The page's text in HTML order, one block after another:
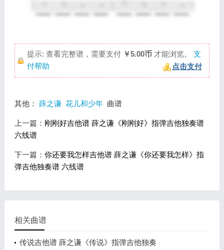
提示: 查看完整谱，需要支付 ￥5.00币才能浏览。
点击支付
支
付帮助
其他： 薛之谦 花儿和少年曲谱
上一篇： 刚刚好吉他谱 薛之谦《刚刚好》指弹吉他独奏谱
六线谱
下一篇： 你还要我怎样吉他谱 薛之谦《你还要我怎样》指
弹吉他独奏谱 六线谱
相关曲谱
传说吉他谱 薛之谦《传说》指弹吉他独奏